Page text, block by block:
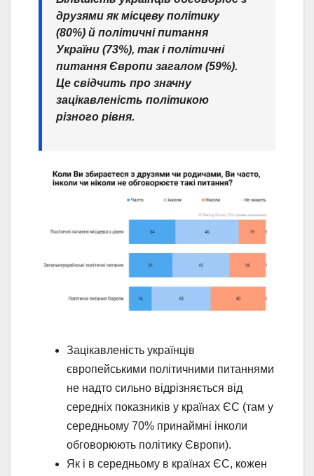
друзями як місцеву політику
(80%) й політичні питання
України (73%), так і політичні
питання Європи загалом (59%).
Це свідчить про значну
зацікавленість політикою
різного рівня.
Зацікавленість українців
європейськими політичними питаннями
не надто сильно відрізняється від
середніх показників у країнах ЄС (там у
середньому 70% принаймні інколи
обговорюють політику Європи).
Як і в середньому в країнах ЄС, кожен